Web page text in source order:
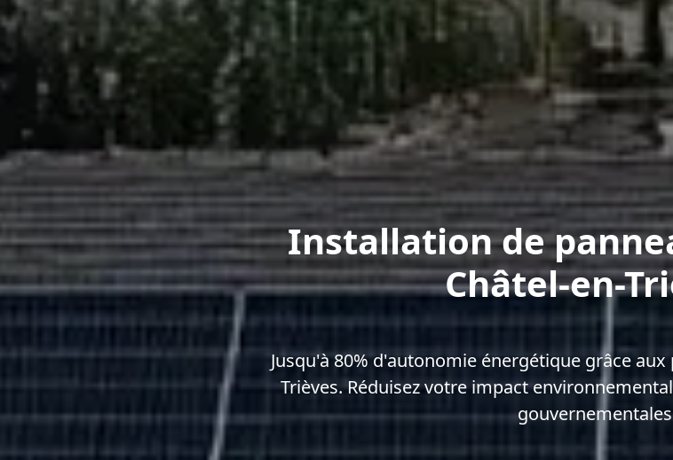
Installation de
Châtel-en-
Jusqu'à 80% d'autonomie énergétique grâce
Trièves. Réduisez votre impact